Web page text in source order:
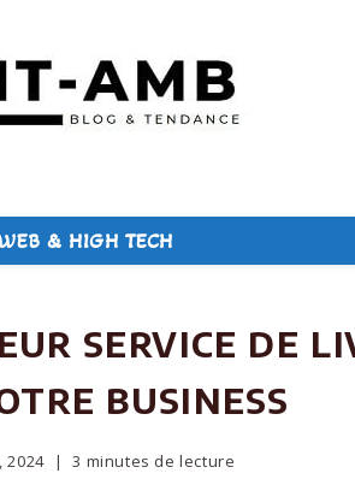
& HIGH TECH
service de
business
2024 3 minutes de lecture